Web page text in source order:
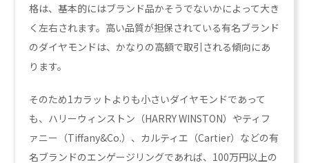
格は、基本的にはブランド品かそうでないかによって大き
く左右されます。高い品質が担保されている有名ブランド
のダイヤモンドは、かなりの高額で取引される傾向にあ
ります。
そのため1カラットよりも小さいダイヤモンドであって
も、ハリーウィンストン（HARRY WINSTON）やティフ
ァニー（Tiffany&Co.）、カルティエ（Cartier）などの有
名ブランドのエンゲージリングであれば、100万円以上の